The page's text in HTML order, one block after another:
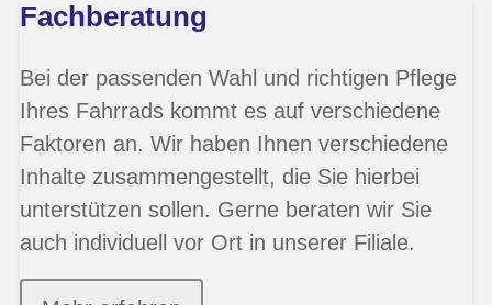
Fachberatung
Bei der passenden Wahl und richtigen Pflege
Ihres Fahrrads kommt es auf verschiedene
Faktoren an. Wir haben Ihnen verschiedene
Inhalte zusammengestellt, die Sie hierbei
unterstützen sollen. Gerne beraten wir Sie
auch individuell vor Ort in unserer Filiale.